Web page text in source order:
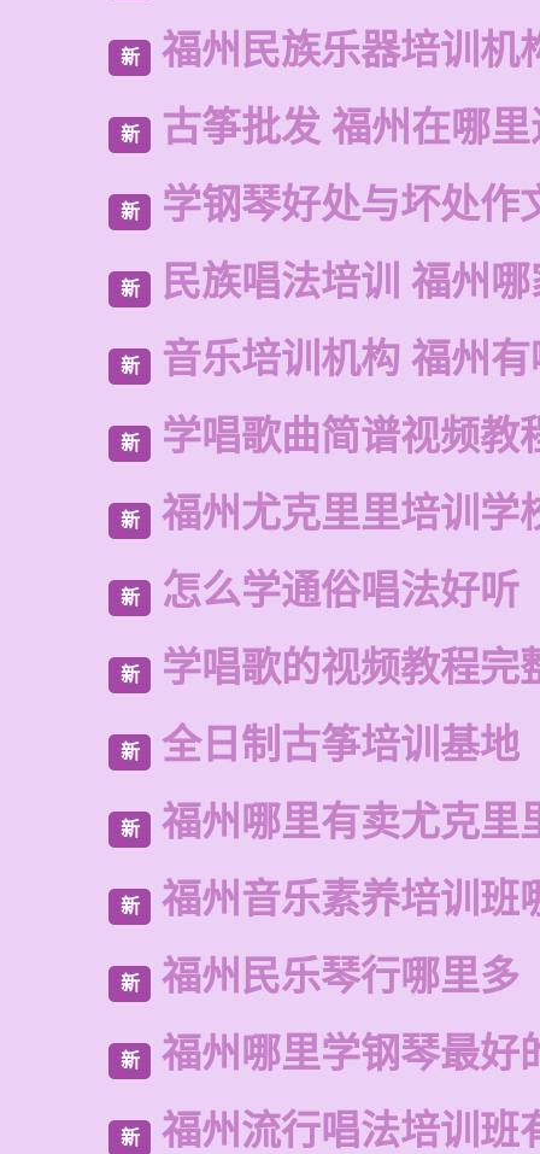
新 福州民族乐器培训机
新 古筝批发 福州在哪
新 学钢琴好处与坏处作
新 民族唱法培训 福州
新 音乐培训机构 福州
新 学唱歌曲简谱视频教
新 福州尤克里里培训学
新 怎么学通俗唱法好听
新 学唱歌的视频教程完
新 全日制古筝培训基地
新 福州哪里有卖尤克里
新 福州音乐素养培训班
新 福州民乐琴行哪里多
新 福州哪里学钢琴最好
新 福州流行唱法培训班